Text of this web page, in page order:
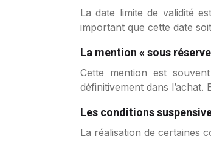
La date limite de validité
important que cette date
La mention « sous
Cette mention est
définitivement dans l’achat.
Les conditions
La réalisation de certaines